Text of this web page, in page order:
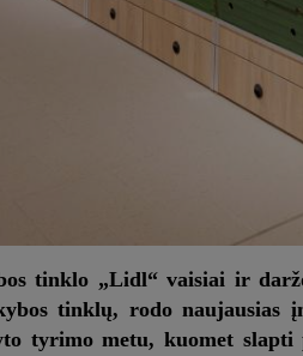
tinklo „Lidl“ vaisiai ir
tinklų, rodo naujausias
tyrimo metu, kuomet